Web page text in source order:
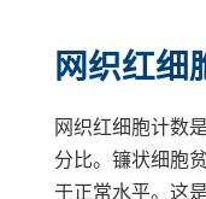
网织红细
网织红细胞计数
分比。镰状细胞
于正常水平。这